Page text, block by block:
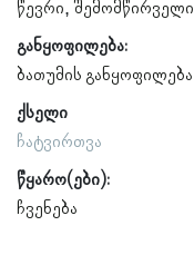
წევრი შემომწირველი
განყოფილება:
ბათუმის განყოფილება
ქსელი
ჩატვირთვა
წყარო(ები):
ჩვენება